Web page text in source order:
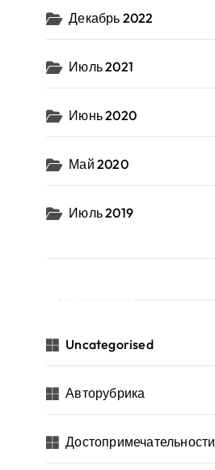
Декабрь 2022
Июль 2021
Июнь 2020
Май 2020
Июль 2019
Uncategorised
Авторубрика
Достопримечательности